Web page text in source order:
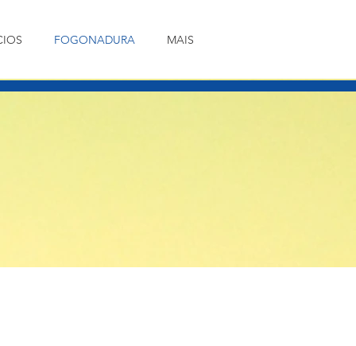
FOGONADURA MAIS